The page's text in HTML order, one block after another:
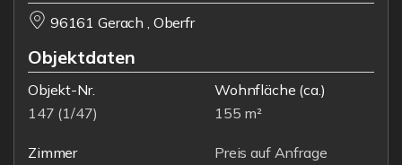
96161 Gerach , Oberfr
Objektdaten
Objekt-Nr.
147 (1/47)
Wohnfläche (ca.)
155 m²
Zimmer
Preis auf Anfrage